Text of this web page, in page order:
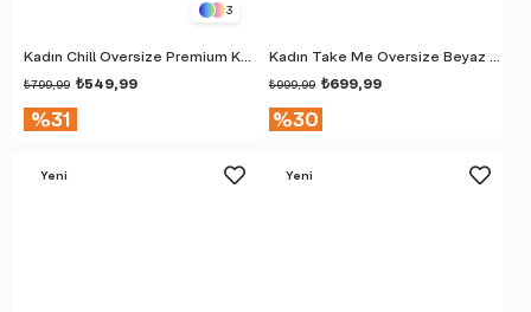
3
₺549,99
₺799,99
%31
₺699,99
₺999,99
%30
Yeni
Yeni